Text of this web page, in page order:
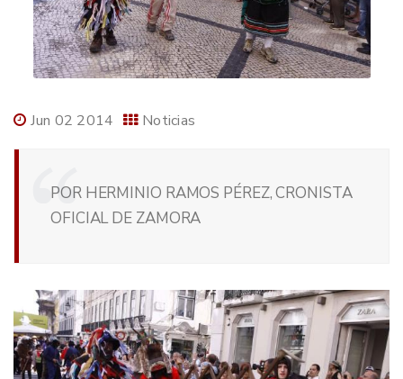
Jun 02 2014 Noticias
POR HERMINIO RAMOS PÉREZ, CRONISTA
OFICIAL DE ZAMORA